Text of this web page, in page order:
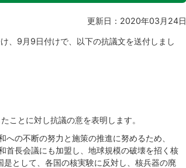
更新日：2020年03月24日
、9月9日付けで、以下の抗議文を送付しまし
ことに対し抗議の意を表明します。
の不断の努力と施策の推進に努めるため、
長会議にも加盟し、地球規模の破壊を招く核
として、各国の核実験に反対し、核兵器の廃